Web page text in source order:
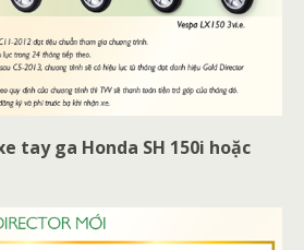
tay ga Honda SH 150i hoặc